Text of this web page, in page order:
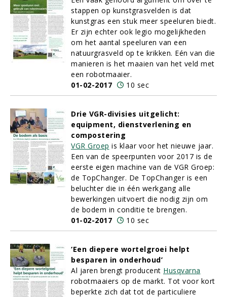
stappen op kunstgrasvelden is dat
kunstgras een stuk meer speeluren biedt.
Er zijn echter ook legio mogelijkheden
om het aantal speeluren van een
natuurgrasveld op te krikken. Eén van die
manieren is het maaien van het veld met
een robotmaaier.
01-02-2017
10 sec
Drie VGR-divisies uitgelicht:
equipment, dienstverlening en
compostering
VGR Groep is klaar voor het nieuwe jaar.
Een van de speerpunten voor 2017 is de
eerste eigen machine van de VGR Groep:
de TopChanger. De TopChanger is een
beluchter die in één werkgang alle
bewerkingen uitvoert die nodig zijn om
de bodem in conditie te brengen.
01-02-2017
10 sec
‘Een diepere wortelgroei helpt
besparen in onderhoud’
Al jaren brengt producent Husqvarna
robotmaaiers op de markt. Tot voor kort
beperkte zich dat tot de particuliere